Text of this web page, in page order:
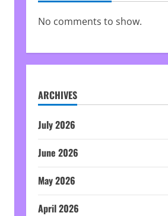
No comments to show.
ARCHIVES
July 2026
June 2026
May 2026
April 2026